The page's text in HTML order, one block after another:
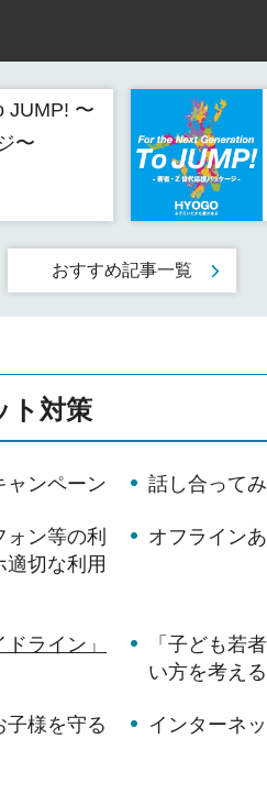
JUMP! 〜
〜
おすすめ記事一覧
ト対策
ャンペーン 話し合って
ン等の利
切な利用
オフライン
ライン」
「子ども若
い方を考え
子様を守る
インターネ